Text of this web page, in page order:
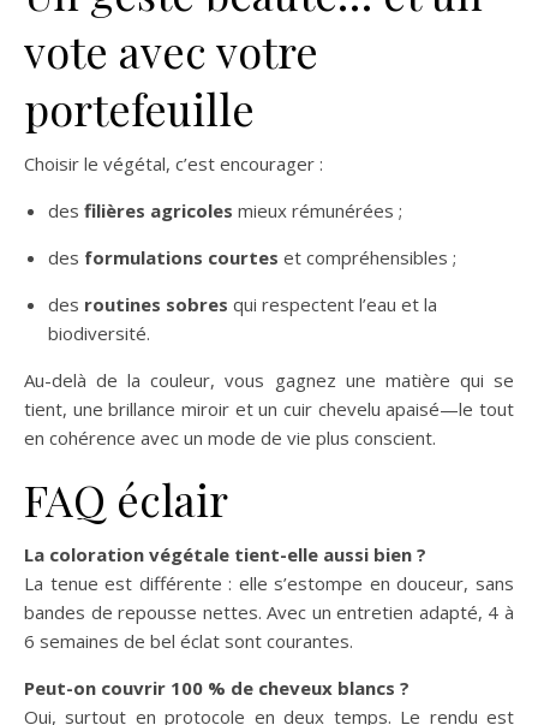
vote avec votre
portefeuille
Choisir le végétal, c’est encourager :
des filières agricoles mieux rémunérées ;
des formulations courtes et compréhensibles ;
des routines sobres qui respectent l’eau et la
biodiversité.
Au-delà de la couleur, vous gagnez une matière qui se
tient, une brillance miroir et un cuir chevelu apaisé—le tout
en cohérence avec un mode de vie plus conscient.
FAQ éclair
La coloration végétale tient-elle aussi bien ?
La tenue est différente : elle s’estompe en douceur, sans
bandes de repousse nettes. Avec un entretien adapté, 4 à
6 semaines de bel éclat sont courantes.
Peut-on couvrir 100 % de cheveux blancs ?
Oui, surtout en protocole en deux temps. Le rendu est